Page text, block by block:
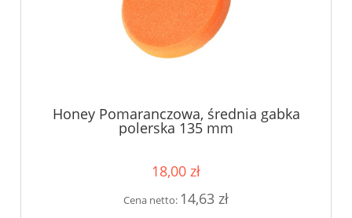
Honey Pomaranczowa, średnia gabka
polerska 135 mm
18,00 zł
Cena netto: 14,63 zł